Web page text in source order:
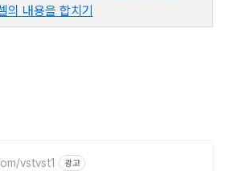
의 내용을 합치기
vstvst1 광고